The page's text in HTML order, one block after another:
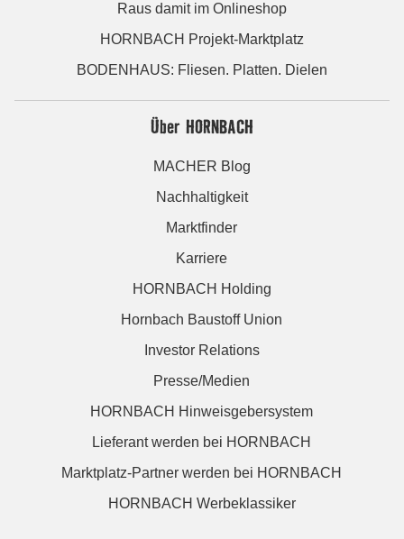
Raus damit im Onlineshop
HORNBACH Projekt-Marktplatz
BODENHAUS: Fliesen. Platten. Dielen
Über HORNBACH
MACHER Blog
Nachhaltigkeit
Marktfinder
Karriere
HORNBACH Holding
Hornbach Baustoff Union
Investor Relations
Presse/Medien
HORNBACH Hinweisgebersystem
Lieferant werden bei HORNBACH
Marktplatz-Partner werden bei HORNBACH
HORNBACH Werbeklassiker